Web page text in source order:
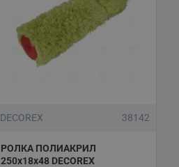
DECOREX 38142
РОЛКА ПОЛИАКРИЛ
250х18х48 DECOREX